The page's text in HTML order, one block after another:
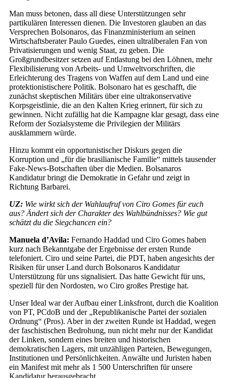
Man muss betonen, dass all diese Unterstützungen sehr
partikulären Interessen dienen. Die Investoren glauben an das
Versprechen Bolsonaros, das Finanzministerium an seinen
Wirtschaftsberater Paulo Guedes, einen ultraliberalen Fan von
Privatisierungen und wenig Staat, zu geben. Die
Großgrundbesitzer setzen auf Entlastung bei den Löhnen, mehr
Flexibilisierung von Arbeits- und Umweltvorschriften, die
Erleichterung des Tragens von Waffen auf dem Land und eine
protektionistischere Politik. Bolsonaro hat es geschafft, die
zunächst skeptischen Militärs über eine ultrakonservative
Korpsgeistlinie, die an den Kalten Krieg erinnert, für sich zu
gewinnen. Nicht zufällig hat die Kampagne klar gesagt, dass eine
Reform der Sozialsysteme die Privilegien der Militärs
ausklammern würde.
Hinzu kommt ein opportunistischer Diskurs gegen die
Korruption und „für die brasilianische Familie“ mittels tausender
Fake-News-Botschaften über die Medien. Bolsanaros
Kandidatur bringt die Demokratie in Gefahr und zeigt in
Richtung Barbarei.
UZ: Wie wirkt sich der Wahlaufruf von Ciro Gomes für euch
aus? Ändert sich der Charakter des Wahlbündnisses? Wie gut
schätzt du die Siegchancen ein?
Manuela d’Avila: Fernando Haddad und Ciro Gomes haben
kurz nach Bekanntgabe der Ergebnisse der ersten Runde
telefoniert. Ciro und seine Partei, die PDT, haben angesichts der
Risiken für unser Land durch Bolsonaros Kandidatur
Unterstützung für uns signalisiert. Das hatte Gewicht für uns,
speziell für den Nordosten, wo Ciro großes Prestige hat.
Unser Ideal war der Aufbau einer Linksfront, durch die Koalition
von PT, PCdoB und der „Republikanische Partei der sozialen
Ordnung“ (Pros). Aber in der zweiten Runde ist Haddad, wegen
der faschistischen Bedrohung, nun nicht mehr nur der Kandidat
der Linken, sondern eines breiten und historischen
demokratischen Lagers, mit unzähligen Parteien, Bewegungen,
Institutionen und Persönlichkeiten. Anwälte und Juristen haben
ein Manifest mit mehr als 1 500 Unterschriften für unsere